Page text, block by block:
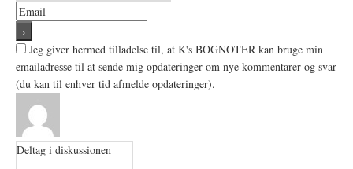
Jeg giver hermed tilladelse til, at K's BOGNOTER kan bruge min
emailadresse til at sende mig opdateringer om nye kommentarer og svar
(du kan til enhver tid afmelde opdateringer).